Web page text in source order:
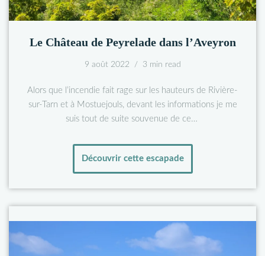
Le Château de Peyrelade dans l’Aveyron
9 août 2022 3 min read
Alors que l’incendie fait rage sur les hauteurs de Rivière-
sur-Tarn et à Mostuejouls, devant les informations je me
suis tout de suite souvenue de ce…
Découvrir cette escapade